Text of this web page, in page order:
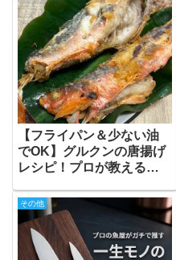
【フライパン＆少ない油
でOK】グルクンの唐揚げ
レシピ！プロが教えるふ
その他